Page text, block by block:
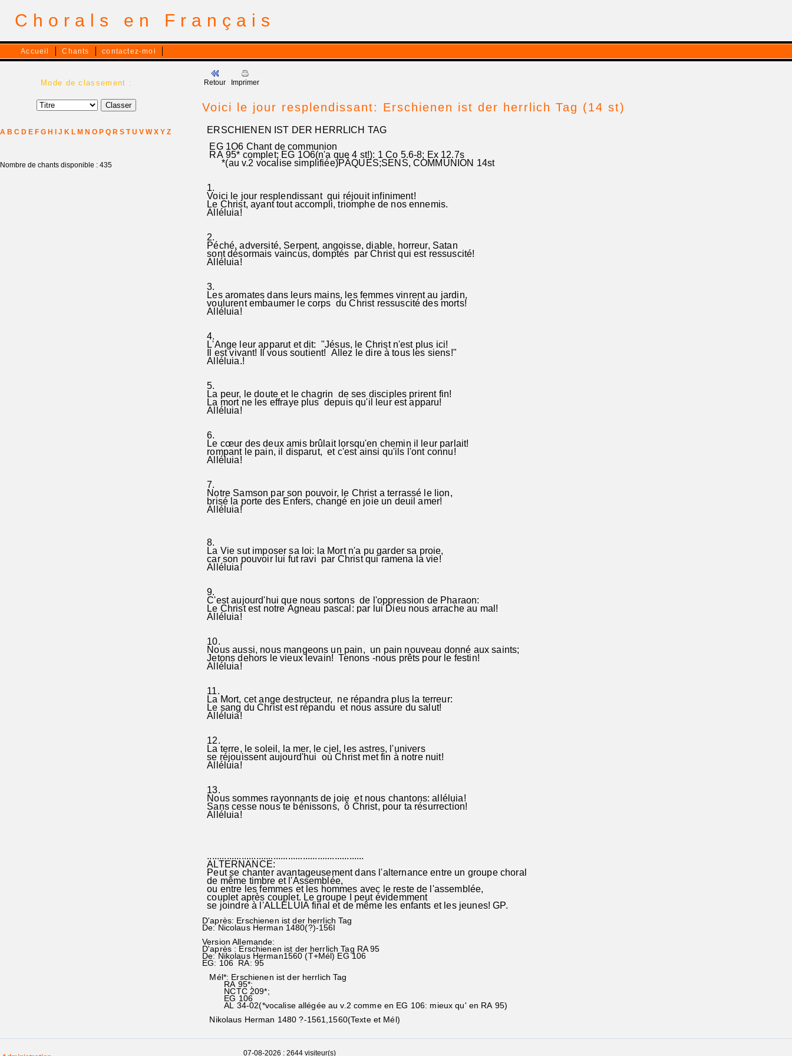
Chorals en Français
Accueil Chants contactez-moi
Mode de classement :
A B C D E F G H J K L M N O P Q R S T U V W X Y Z
Nombre de chants disponible : 435
Retour Imprimer
Voici le jour resplendissant: Erschienen ist der herrlich Tag (14 st)
ERSCHIENEN IST DER HERRLICH TAG
EG 1O6 Chant de communion
RA 95* complet; EG 1O6(n'a que 4 st!): 1 Co 5.6-8; Ex 12.7s
*(au v.2 vocalise simplifiée)PÂQUES;SENS, COMMUNION 14st
1.
Voici le jour resplendissant qui réjouit infiniment!
Le Christ, ayant tout accompli, triomphe de nos ennemis.
Alléluia!
2.
Péché, adversité, Serpent, angoisse, diable, horreur, Satan
sont désormais vaincus, domptés par Christ qui est ressuscité!
Alléluia!
3.
Les aromates dans leurs mains, les femmes vinrent au jardin,
voulurent embaumer le corps du Christ ressuscité des morts!
Alléluia!
4.
L'Ange leur apparut et dit: "Jésus, le Christ n'est plus ici!
Il est vivant! Il vous soutient! Allez le dire à tous les siens!"
Alléluia.!
5.
La peur, le doute et le chagrin de ses disciples prirent fin!
La mort ne les effraye plus depuis qu'il leur est apparu!
Alléluia!
6.
Le cœur des deux amis brûlait lorsqu'en chemin il leur parlait!
rompant le pain, il disparut, et c'est ainsi qu'ils l'ont connu!
Alléluia!
7.
Notre Samson par son pouvoir, le Christ a terrassé le lion,
brisé la porte des Enfers, changé en joie un deuil amer!
Alléluia!
8.
La Vie sut imposer sa loi: la Mort n'a pu garder sa proie,
car son pouvoir lui fut ravi par Christ qui ramena la vie!
Alléluia!
9.
C'est aujourd'hui que nous sortons de l'oppression de Pharaon:
Le Christ est notre Agneau pascal: par lui Dieu nous arrache au mal!
Alléluia!
10.
Nous aussi, nous mangeons un pain, un pain nouveau donné aux saints;
Jetons dehors le vieux levain! Tenons -nous prêts pour le festin!
Alléluia!
11.
La Mort, cet ange destructeur, ne répandra plus la terreur:
Le sang du Christ est répandu et nous assure du salut!
Alléluia!
12.
La terre, le soleil, la mer, le ciel, les astres, l'univers
se réjouissent aujourd'hui où Christ met fin à notre nuit!
Alléluia!
13.
Nous sommes rayonnants de joie et nous chantons: alléluia!
Sans cesse nous te bénissons, ô Christ, pour ta résurrection!
Alléluia!
................................................................
ALTERNANCE:
Peut se chanter avantageusement dans l'alternance entre un groupe choral
de même timbre et l'Assemblée,
ou entre les femmes et les hommes avec le reste de l'assemblée,
couplet après couplet. Le groupe I peut évidemment
se joindre à l'ALLELUIA final et de même les enfants et les jeunes! GP.
D'après: Erschienen ist der herrlich Tag
De: Nicolaus Herman 1480(?)-156I
Version Allemande:
D'après : Erschienen ist der herrlich Tag RA 95
De: Nikolaus Herman1560 (T+Mél) EG 106
EG: 106 RA: 95
Mél*: Erschienen ist der herrlich Tag
RA 95*;
NCTC 209*;
EG 106
AL 34-02(*vocalise allégée au v.2 comme en EG 106: mieux qu' en RA 95)
Nikolaus Herman 1480 ?-1561,1560(Texte et Mél)
07-08-2026 : 2644 visiteur(s)